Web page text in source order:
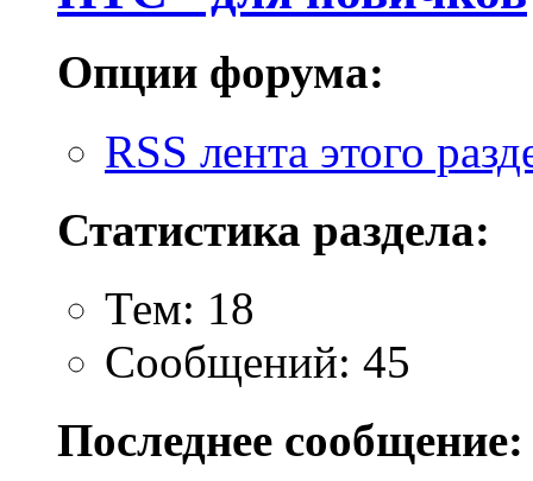
Опции форума:
RSS лента этого
Статистика раздела:
Тем: 18
Сообщений: 45
Последнее сообщение: